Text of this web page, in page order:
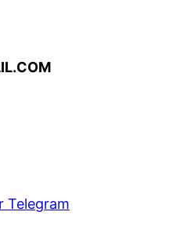
Telegram